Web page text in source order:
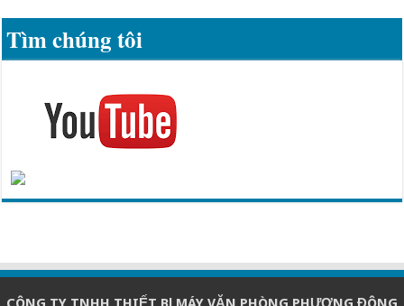
Tìm chúng tôi